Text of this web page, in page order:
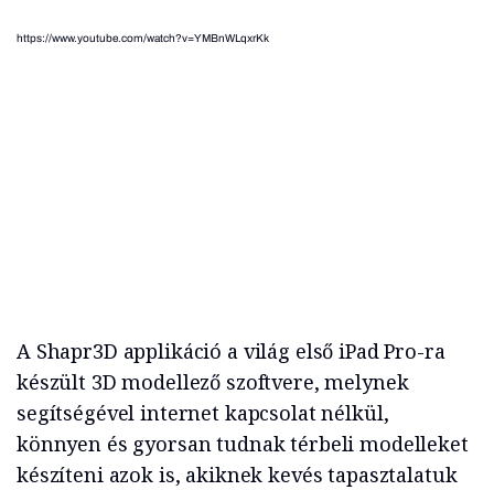
https://www.youtube.com/watch?v=YMBnWLqxrKk
A Shapr3D applikáció a világ első iPad Pro-ra
készült 3D modellező szoftvere, melynek
segítségével internet kapcsolat nélkül,
könnyen és gyorsan tudnak térbeli modelleket
készíteni azok is, akiknek kevés tapasztalatuk